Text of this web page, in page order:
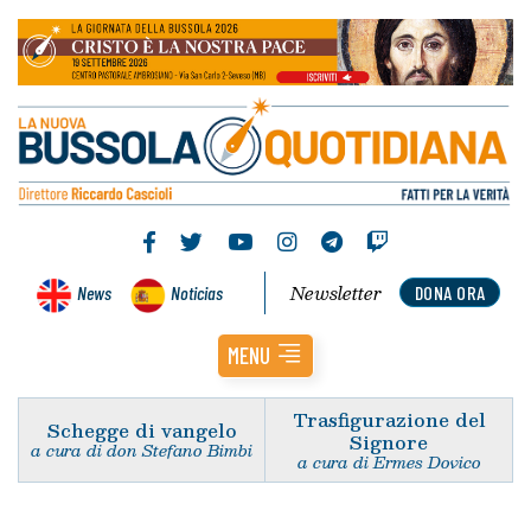
News Noticias DONA ORA
Newsletter
MENU
Schegge di vangelo
a cura di don Stefano Bimbi
Trasfigurazione del
Signore
a cura di Ermes Dovico